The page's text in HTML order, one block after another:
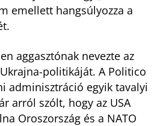
emellett hangsúlyozza a
aggasztónak nevezte az
politikáját. A Politico
adminisztráció egyik tavalyi
arról szólt, hogy az USA
Oroszország és a NATO